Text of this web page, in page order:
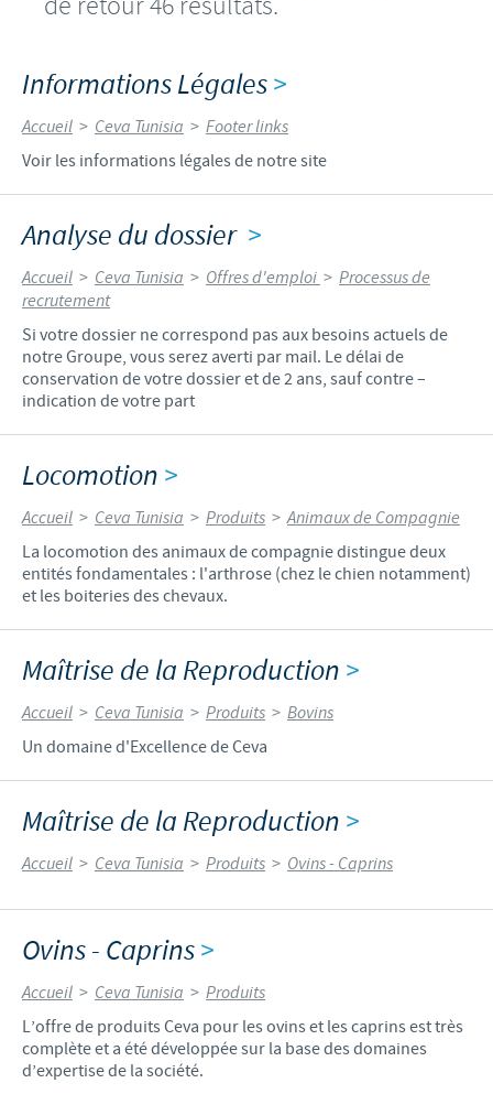
Informations Légales>
Accueil > Ceva Tunisia > Footer links
Voir les informations légales de notre site
Analyse du dossier >
Accueil > Ceva Tunisia > Offres d'emploi > Processus de
recrutement
Si votre dossier ne correspond pas aux besoins actuels de
notre Groupe, vous serez averti par mail. Le délai de
conservation de votre dossier et de 2 ans, sauf contre –
indication de votre part
Locomotion >
Accueil > Ceva Tunisia > Produits > Animaux de Compagnie
La locomotion des animaux de compagnie distingue deux
entités fondamentales : l'arthrose (chez le chien notamment)
et les boiteries des chevaux.
Maîtrise de la Reproduction >
Accueil > Ceva Tunisia > Produits > Bovins
Un domaine d'Excellence de Ceva
Maîtrise de la Reproduction >
Accueil > Ceva Tunisia > Produits > Ovins - Caprins
Ovins - Caprins>
Accueil > Ceva Tunisia > Produits
L’offre de produits Ceva pour les ovins et les caprins est très
complète et a été développée sur la base des domaines
d’expertise de la société.